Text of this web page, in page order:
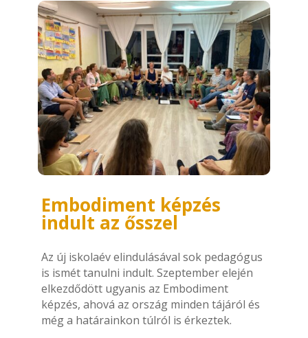
Embodiment képzés
indult az ősszel
Az új iskolaév elindulásával sok pedagógus
is ismét tanulni indult. Szeptember elején
elkezdődött ugyanis az Embodiment
képzés, ahová az ország minden tájáról és
még a határainkon túlról is érkeztek.